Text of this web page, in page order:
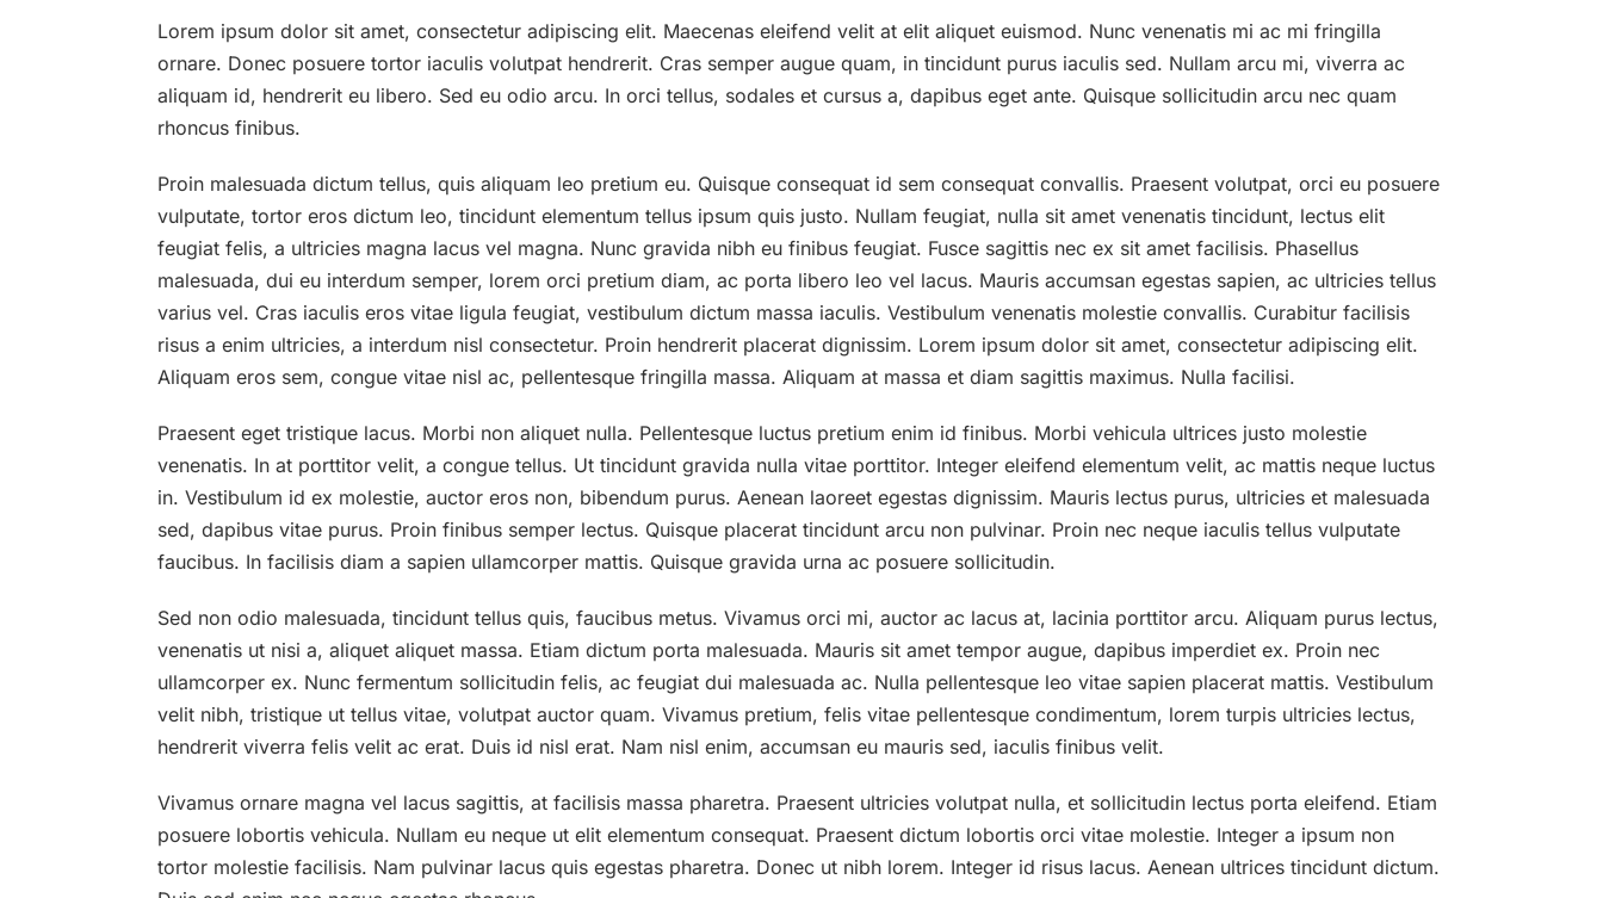
Lorem ipsum dolor sit amet, consectetur adipiscing elit. Maecenas eleifend velit at elit aliquet euismod. Nunc venenatis mi ac mi fringilla
ornare. Donec posuere tortor iaculis volutpat hendrerit. Cras semper augue quam, in tincidunt purus iaculis sed. Nullam arcu mi, viverra ac
aliquam id, hendrerit eu libero. Sed eu odio arcu. In orci tellus, sodales et cursus a, dapibus eget ante. Quisque sollicitudin arcu nec quam
rhoncus finibus.
Proin malesuada dictum tellus, quis aliquam leo pretium eu. Quisque consequat id sem consequat convallis. Praesent volutpat, orci eu posuere
vulputate, tortor eros dictum leo, tincidunt elementum tellus ipsum quis justo. Nullam feugiat, nulla sit amet venenatis tincidunt, lectus elit
feugiat felis, a ultricies magna lacus vel magna. Nunc gravida nibh eu finibus feugiat. Fusce sagittis nec ex sit amet facilisis. Phasellus
malesuada, dui eu interdum semper, lorem orci pretium diam, ac porta libero leo vel lacus. Mauris accumsan egestas sapien, ac ultricies tellus
varius vel. Cras iaculis eros vitae ligula feugiat, vestibulum dictum massa iaculis. Vestibulum venenatis molestie convallis. Curabitur facilisis
risus a enim ultricies, a interdum nisl consectetur. Proin hendrerit placerat dignissim. Lorem ipsum dolor sit amet, consectetur adipiscing elit.
Aliquam eros sem, congue vitae nisl ac, pellentesque fringilla massa. Aliquam at massa et diam sagittis maximus. Nulla facilisi.
Praesent eget tristique lacus. Morbi non aliquet nulla. Pellentesque luctus pretium enim id finibus. Morbi vehicula ultrices justo molestie
venenatis. In at porttitor velit, a congue tellus. Ut tincidunt gravida nulla vitae porttitor. Integer eleifend elementum velit, ac mattis neque luctus
in. Vestibulum id ex molestie, auctor eros non, bibendum purus. Aenean laoreet egestas dignissim. Mauris lectus purus, ultricies et malesuada
sed, dapibus vitae purus. Proin finibus semper lectus. Quisque placerat tincidunt arcu non pulvinar. Proin nec neque iaculis tellus vulputate
faucibus. In facilisis diam a sapien ullamcorper mattis. Quisque gravida urna ac posuere sollicitudin.
Sed non odio malesuada, tincidunt tellus quis, faucibus metus. Vivamus orci mi, auctor ac lacus at, lacinia porttitor arcu. Aliquam purus lectus,
venenatis ut nisi a, aliquet aliquet massa. Etiam dictum porta malesuada. Mauris sit amet tempor augue, dapibus imperdiet ex. Proin nec
ullamcorper ex. Nunc fermentum sollicitudin felis, ac feugiat dui malesuada ac. Nulla pellentesque leo vitae sapien placerat mattis. Vestibulum
velit nibh, tristique ut tellus vitae, volutpat auctor quam. Vivamus pretium, felis vitae pellentesque condimentum, lorem turpis ultricies lectus,
hendrerit viverra felis velit ac erat. Duis id nisl erat. Nam nisl enim, accumsan eu mauris sed, iaculis finibus velit.
Vivamus ornare magna vel lacus sagittis, at facilisis massa pharetra. Praesent ultricies volutpat nulla, et sollicitudin lectus porta eleifend. Etiam
posuere lobortis vehicula. Nullam eu neque ut elit elementum consequat. Praesent dictum lobortis orci vitae molestie. Integer a ipsum non
tortor molestie facilisis. Nam pulvinar lacus quis egestas pharetra. Donec ut nibh lorem. Integer id risus lacus. Aenean ultrices tincidunt dictum.